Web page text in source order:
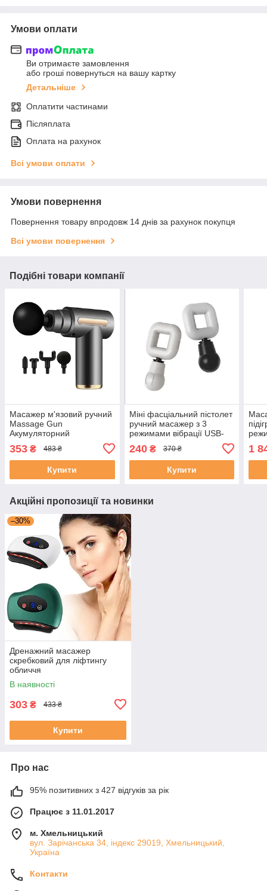
Умови оплати
Ви отримаєте замовлення
або гроші повернуться на вашу картку
Детальніше
Оплатити частинами
Післяплата
Оплата на рахунок
Всі умови оплати
Умови повернення
Повернення товару впродовж 14 днів за рахунок покупця
Всі умови повернення
Подібні товари компанії
Масажер м'язовий ручний
Massage Gun
Акумуляторний
перкусійний Масажний 4
насадки для рук ніг шиї
353 ₴ 483 ₴
Купити
Міні фасціальний пістолет
ручний масажер з 3
режимами вібрації USB-
240₴ 370 ₴
Купити
1
Акційні пропозиції та новинки
–30%
Дренажний масажер
скребковий для ліфтингу
обличчя
В наявності
303 ₴ 433 ₴
Купити
Про нас
95% позитивних з 427 відгуків за рік
Працює з 11.01.2017
м. Хмельницький
вул. Зарічанська 34, індекс 29019, Хмельницький,
Україна
Контакти